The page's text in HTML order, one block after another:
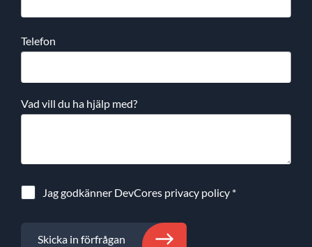
Telefon
Vad vill du ha hjälp med?
Jag godkänner DevCores privacy policy *
Skicka in förfrågan